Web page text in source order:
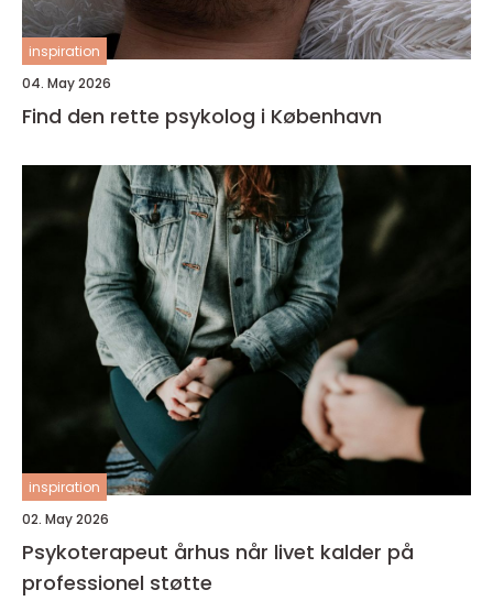
inspiration
04. May 2026
Find den rette psykolog i København
inspiration
02. May 2026
Psykoterapeut århus når livet kalder på
professionel støtte